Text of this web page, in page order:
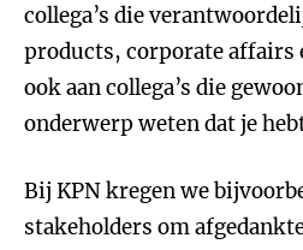
collega’s die
products, corporate affairs
ook aan collega’s die
onderwerp weten dat je
Bij KPN kregen we
stakeholders om